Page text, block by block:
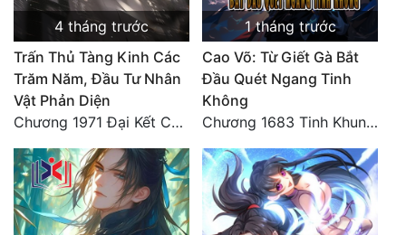
4 tháng trước
Trấn Thủ Tàng Kinh Các
Trăm Năm, Đầu Tư Nhân
Vật Phản Diện
Chương 1971 Đại Kết Cục!
1 tháng trước
Cao Võ: Từ Giết Gà Bắt
Đầu Quét Ngang Tinh
Không
Chương 1683 Tinh Khung Võ Thánh (Hết)